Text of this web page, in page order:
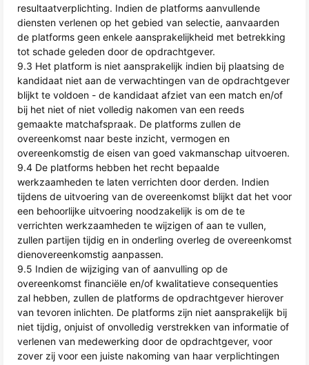
resultaatverplichting. Indien de platforms aanvullende
diensten verlenen op het gebied van selectie, aanvaarden
de platforms geen enkele aansprakelijkheid met betrekking
tot schade geleden door de opdrachtgever.
9.3 Het platform is niet aansprakelijk indien bij plaatsing de
kandidaat niet aan de verwachtingen van de opdrachtgever
blijkt te voldoen - de kandidaat afziet van een match en/of
bij het niet of niet volledig nakomen van een reeds
gemaakte matchafspraak. De platforms zullen de
overeenkomst naar beste inzicht, vermogen en
overeenkomstig de eisen van goed vakmanschap uitvoeren.
9.4 De platforms hebben het recht bepaalde
werkzaamheden te laten verrichten door derden. Indien
tijdens de uitvoering van de overeenkomst blijkt dat het voor
een behoorlijke uitvoering noodzakelijk is om de te
verrichten werkzaamheden te wijzigen of aan te vullen,
zullen partijen tijdig en in onderling overleg de overeenkomst
dienovereenkomstig aanpassen.
9.5 Indien de wijziging van of aanvulling op de
overeenkomst financiële en/of kwalitatieve consequenties
zal hebben, zullen de platforms de opdrachtgever hierover
van tevoren inlichten. De platforms zijn niet aansprakelijk bij
niet tijdig, onjuist of onvolledig verstrekken van informatie of
verlenen van medewerking door de opdrachtgever, voor
zover zij voor een juiste nakoming van haar verplichtingen